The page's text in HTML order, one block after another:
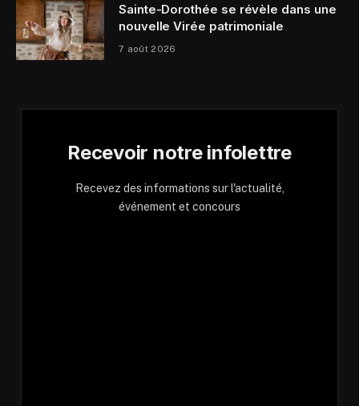
Sainte-Dorothée se révèle dans une
nouvelle Virée patrimoniale
7 août 2026
Recevoir notre infolettre
Recevez des informations sur l'actualité,
événement et concours